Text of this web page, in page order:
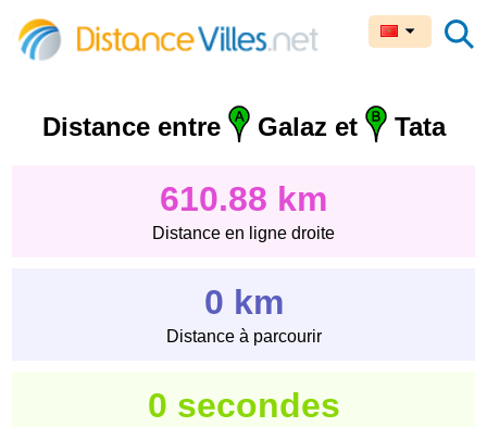
Distance entre Galaz et Tata
610.88 km
Distance en ligne droite
0 km
Distance à parcourir
0 secondes